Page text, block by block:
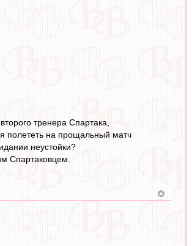
тренера Спартака,
полететь на прощальный матч
неустойки?
Спартаковцем.